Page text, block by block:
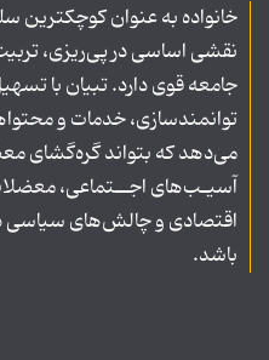
خانواده به عنوان کوچکترین
نقشی اساسی در پی‌ریزی،
جامعه قوی دارد. تبیان با
توانمندسازی، خدمات و
می‌دهد که بتواند گره‌گشای
آسیـب‌های اجــتماعی،
اقتصادی و چالش‌های سیاسی
باشد.